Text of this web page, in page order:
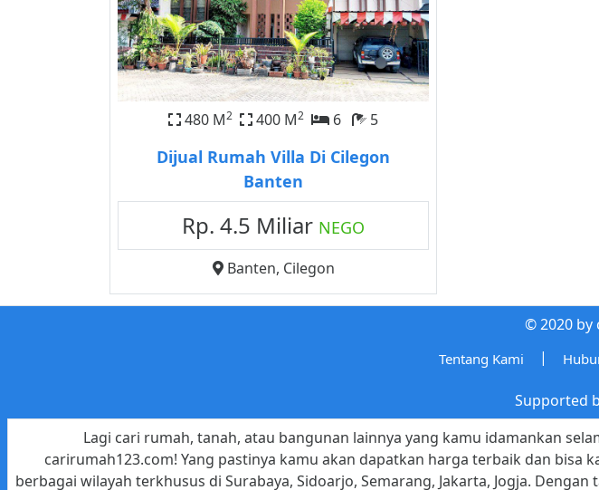
480 M2 400 M2 6 5
Dijual Rumah Villa Di Cilegon
Banten
Rp. 4.5 Miliar NEGO
Banten, Cilegon
© 2020 by
Tentang Kami |
Supported
Lagi cari rumah, tanah, atau bangunan lainnya yang kamu idamankan
carirumah123.com! Yang pastinya kamu akan dapatkan harga terbaik dan
berbagai wilayah terkhusus di Surabaya, Sidoarjo, Semarang, Jakarta, Jogja.